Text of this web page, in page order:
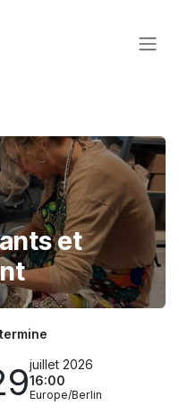
et
juillet 2026
16:00
Europe/Berlin